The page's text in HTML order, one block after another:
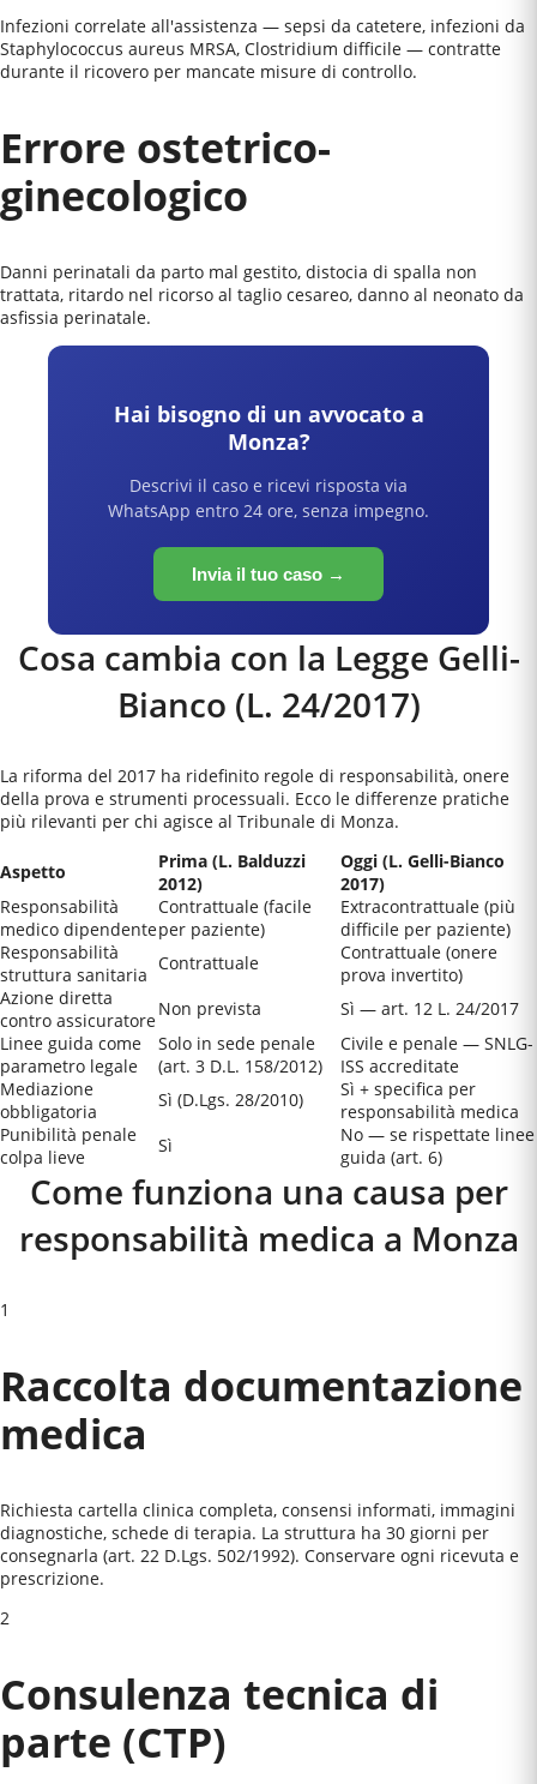
Infezioni correlate all'assistenza — sepsi da catetere, infezioni da
Staphylococcus aureus MRSA, Clostridium difficile — contratte
durante il ricovero per mancate misure di controllo.
Errore ostetrico-
ginecologico
Danni perinatali da parto mal gestito, distocia di spalla non
trattata, ritardo nel ricorso al taglio cesareo, danno al neonato da
asfissia perinatale.
Hai bisogno di un avvocato a
Monza?
Descrivi il caso e ricevi risposta via
WhatsApp entro 24 ore, senza impegno.
Invia il tuo caso →
Cosa cambia con la Legge Gelli-
Bianco (L. 24/2017)
La riforma del 2017 ha ridefinito regole di responsabilità, onere
della prova e strumenti processuali. Ecco le differenze pratiche
più rilevanti per chi agisce al Tribunale di Monza.
Aspetto
Prima (L. Balduzzi
2012)
Oggi (L. Gelli-Bianco
2017)
Responsabilità
medico dipendente
Contrattuale (facile
per paziente)
Extracontrattuale (più
difficile per paziente)
Responsabilità
struttura sanitaria
Contrattuale
Contrattuale (onere
prova invertito)
Azione diretta
contro assicuratore
Non prevista
Sì — art. 12 L. 24/2017
Linee guida come
parametro legale
Solo in sede penale
(art. 3 D.L. 158/2012)
Civile e penale — SNLG-
ISS accreditate
Mediazione
obbligatoria
Sì (D.Lgs. 28/2010)
Sì + specifica per
responsabilità medica
Punibilità penale
colpa lieve
Sì
No — se rispettate linee
guida (art. 6)
Come funziona una causa per
responsabilità medica a Monza
1
Raccolta documentazione
medica
Richiesta cartella clinica completa, consensi informati, immagini
diagnostiche, schede di terapia. La struttura ha 30 giorni per
consegnarla (art. 22 D.Lgs. 502/1992). Conservare ogni ricevuta e
prescrizione.
2
Consulenza tecnica di
parte (CTP)